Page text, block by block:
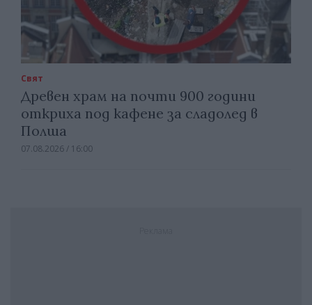
Свят
Древен храм на почти 900 години
откриха под кафене за сладолед в
Полша
07.08.2026 / 16:00